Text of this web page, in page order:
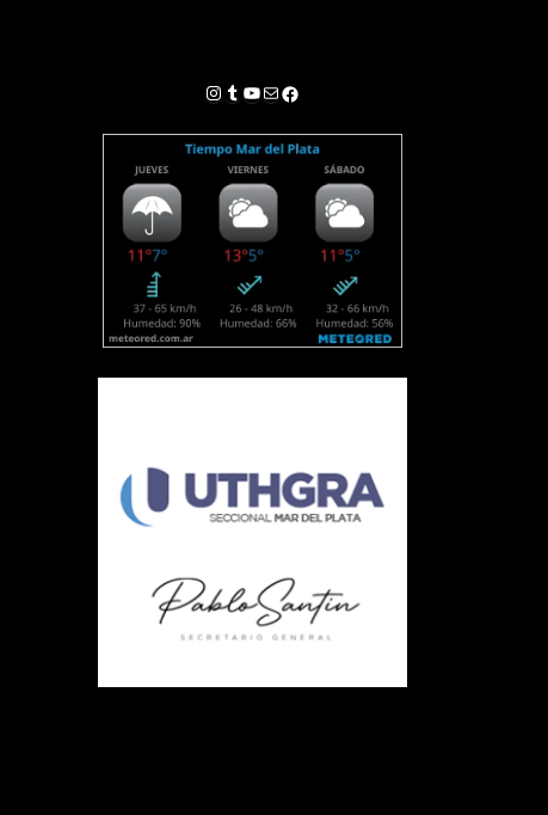
Instagram
Tumblr
YouTube
Correo electrónico
Facebook